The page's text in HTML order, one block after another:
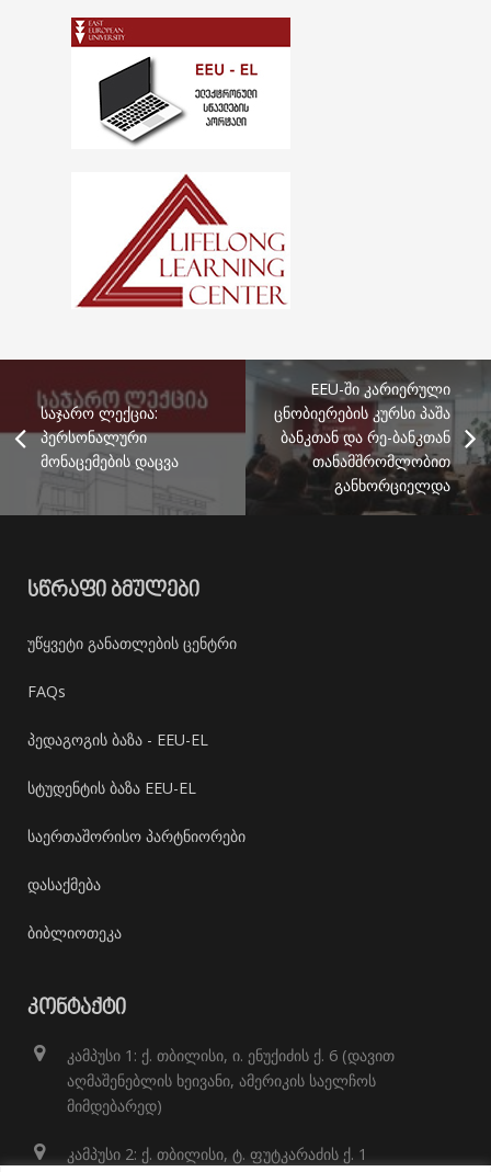
საჯარო ლექცია:
პერსონალური
მონაცემების დაცვა
EEU-ში კარიერული
ცნობიერების კურსი პაშა
ბანკთან და რე-ბანკთან
თანამშრომლობით
განხორციელდა
ᲡᲬᲠᲐᲤᲘ ᲑᲛᲣᲚᲔᲑᲘ
უწყვეტი განათლების ცენტრი
FAQs
პედაგოგის ბაზა - EEU-EL
სტუდენტის ბაზა EEU-EL
საერთაშორისო პარტნიორები
დასაქმება
ბიბლიოთეკა
ᲙᲝᲜᲢᲐᲥᲢᲘ
კამპუსი 1: ქ. თბილისი, ი. ენუქიძის ქ. 6 (დავით
აღმაშენებლის ხეივანი, ამერიკის საელჩოს
მიმდებარედ)
კამპუსი 2: ქ. თბილისი, ტ. ფუტკარაძის ქ. 1